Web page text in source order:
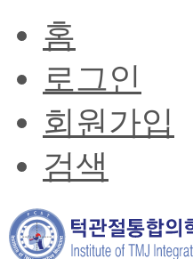
홈
로그인
회원가입
검색